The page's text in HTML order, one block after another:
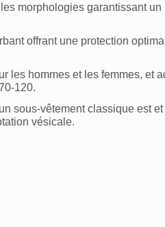
les morphologies garantissant
offrant une protection
les hommes et les femmes, et
120.
un sous-vêtement classique est
vésicale.